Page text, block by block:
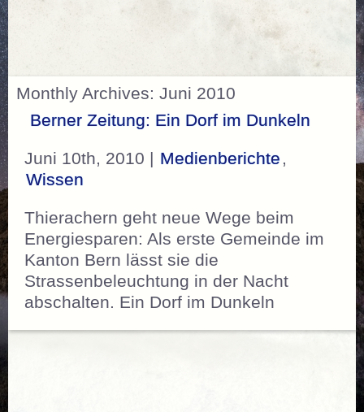
Monthly Archives: Juni 2010
Berner Zeitung: Ein Dorf im Dunkeln
Juni 10th, 2010 | Medienberichte ,
Wissen
Thierachern geht neue Wege beim
Energiesparen: Als erste Gemeinde im
Kanton Bern lässt sie die
Strassenbeleuchtung in der Nacht
abschalten. Ein Dorf im Dunkeln